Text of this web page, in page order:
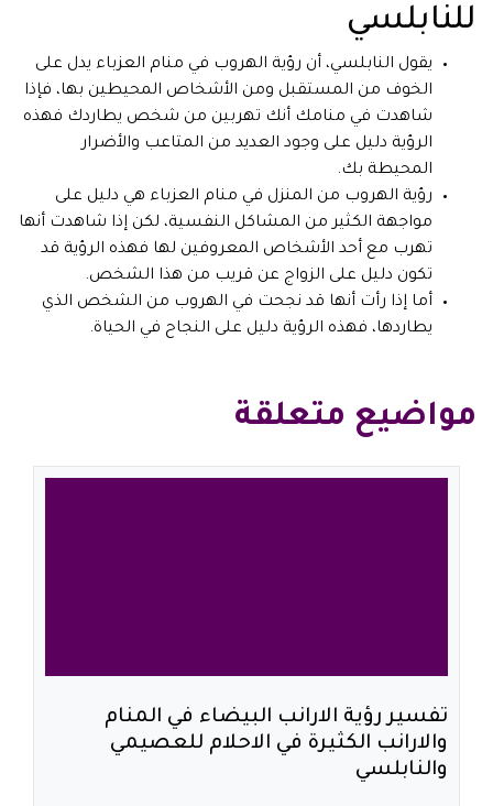
للنابلسي
يقول النابلسي، أن رؤية الهروب في منام العزباء يدل على
الخوف من المستقبل ومن الأشخاص المحيطين بها، فإذا
شاهدت في منامك أنك تهربين من شخص يطاردك فهذه
الرؤية دليل على وجود العديد من المتاعب والأضرار
المحيطة بك.
رؤية الهروب من المنزل في منام العزباء هي دليل على
مواجهة الكثير من المشاكل النفسية، لكن إذا شاهدت أنها
تهرب مع أحد الأشخاص المعروفين لها فهذه الرؤية قد
تكون دليل على الزواج عن قريب من هذا الشخص.
أما إذا رأت أنها قد نجحت في الهروب من الشخص الذي
يطاردها، فهذه الرؤية دليل على النجاح في الحياة.
مواضيع متعلقة
تفسير رؤية الارانب البيضاء في المنام
والارانب الكثيرة في الاحلام للعصيمي
والنابلسي